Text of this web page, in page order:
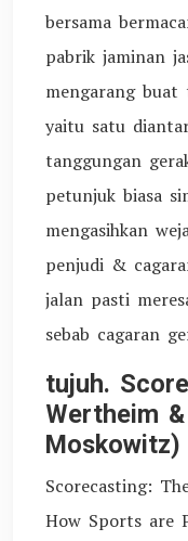
bersama
pabrik jaminan
mengarang
yaitu satu
tanggungan
petunjuk biasa
mengasihkan
penjudi &
jalan pasti
sebab cagaran
tujuh.
Wertheim
Moskowitz)
Scorecasting:
How Sports are